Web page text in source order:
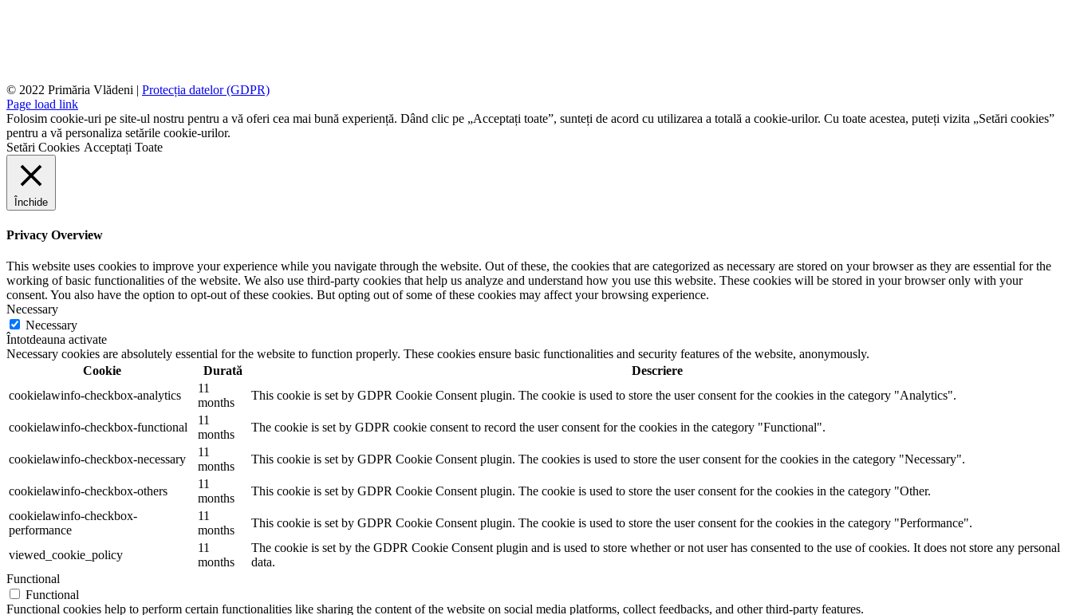
© 2022 Primăria Vlădeni | Protecția datelor (GDPR)
Page load link
Folosim cookie-uri pe site-ul nostru pentru a vă oferi cea mai bună experiență. Dând clic pe „Acceptați toate”, sunteți de acord cu utilizarea a totală a cookie-urilor. Cu toate acestea, puteți vizita „Setări cookies”
pentru a vă personaliza setările cookie-urilor.
Setări Cookies Acceptați Toate
Închide
Privacy Overview
This website uses cookies to improve your experience while you navigate through the website. Out of these, the cookies that are categorized as necessary are stored on your browser as they are essential for the
working of basic functionalities of the website. We also use third-party cookies that help us analyze and understand how you use this website. These cookies will be stored in your browser only with your
consent. You also have the option to opt-out of these cookies. But opting out of some of these cookies may affect your browsing experience.
Necessary
Necessary
Întotdeauna activate
Necessary cookies are absolutely essential for the website to function properly. These cookies ensure basic functionalities and security features of the website, anonymously.
Cookie
Durată
Descriere
cookielawinfo-checkbox-analytics
11
months
This cookie is set by GDPR Cookie Consent plugin. The cookie is used to store the user consent for the cookies in the category "Analytics".
cookielawinfo-checkbox-functional
11
months
The cookie is set by GDPR cookie consent to record the user consent for the cookies in the category "Functional".
cookielawinfo-checkbox-necessary
11
months
This cookie is set by GDPR Cookie Consent plugin. The cookies is used to store the user consent for the cookies in the category "Necessary".
cookielawinfo-checkbox-others
11
months
This cookie is set by GDPR Cookie Consent plugin. The cookie is used to store the user consent for the cookies in the category "Other.
cookielawinfo-checkbox-
performance
11
months
This cookie is set by GDPR Cookie Consent plugin. The cookie is used to store the user consent for the cookies in the category "Performance".
viewed_cookie_policy
11
months
The cookie is set by the GDPR Cookie Consent plugin and is used to store whether or not user has consented to the use of cookies. It does not store any personal
data.
Functional
Functional
Functional cookies help to perform certain functionalities like sharing the content of the website on social media platforms, collect feedbacks, and other third-party features.